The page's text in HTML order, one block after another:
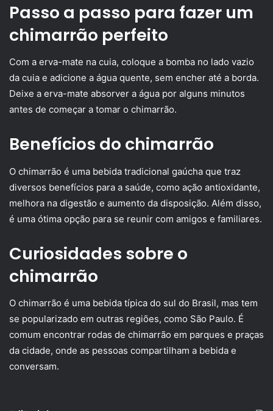
Passo a passo para fazer um
chimarrão perfeito
Com a erva-mate na cuia, coloque a bomba no lado vazio
da cuia e adicione a água quente, sem encher até a borda.
Deixe a erva-mate absorver a água por alguns minutos
antes de começar a tomar o chimarrão.
Benefícios do chimarrão
O chimarrão é uma bebida tradicional gaúcha que traz
diversos benefícios para a saúde, como ação antioxidante,
melhora na digestão e aumento da disposição. Além disso,
é uma ótima opção para se reunir com amigos e familiares.
Curiosidades sobre o
chimarrão
O chimarrão é uma bebida típica do sul do Brasil, mas tem
se popularizado em outras regiões, como São Paulo. É
comum encontrar rodas de chimarrão em parques e praças
da cidade, onde as pessoas compartilham a bebida e
conversam.